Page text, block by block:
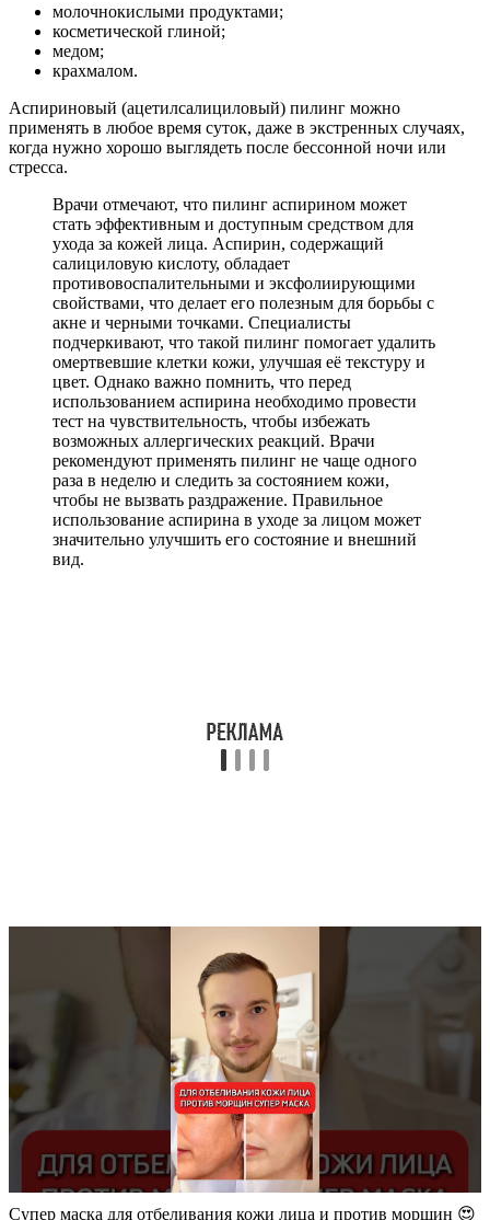
молочнокислыми продуктами;
косметической глиной;
медом;
крахмалом.
Аспириновый (ацетилсалициловый) пилинг можно
применять в любое время суток, даже в экстренных случаях,
когда нужно хорошо выглядеть после бессонной ночи или
стресса.
Врачи отмечают, что пилинг аспирином может
стать эффективным и доступным средством для
ухода за кожей лица. Аспирин, содержащий
салициловую кислоту, обладает
противовоспалительными и эксфолиирующими
свойствами, что делает его полезным для борьбы с
акне и черными точками. Специалисты
подчеркивают, что такой пилинг помогает удалить
омертвевшие клетки кожи, улучшая её текстуру и
цвет. Однако важно помнить, что перед
использованием аспирина необходимо провести
тест на чувствительность, чтобы избежать
возможных аллергических реакций. Врачи
рекомендуют применять пилинг не чаще одного
раза в неделю и следить за состоянием кожи,
чтобы не вызвать раздражение. Правильное
использование аспирина в уходе за лицом может
значительно улучшить его состояние и внешний
вид.
Супер маска для отбеливания кожи лица и против морщин 😍